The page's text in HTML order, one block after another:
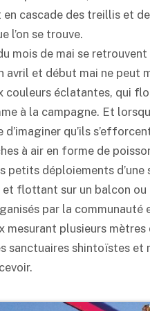
cascade des treillis et
l’on se trouve.
mois de mai se
avril et début mai ne peut
couleurs éclatantes, qui
à la campagne. Et
qu’ils
à air en forme de
petits déploiements
flottant sur un balcon ou
par la
mesurant plusieurs
sanctuaires shintoïstes et